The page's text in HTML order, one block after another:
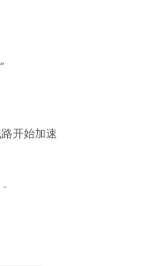
开始加速
-